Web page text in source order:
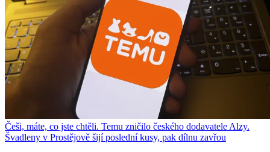
Češi, máte, co jste chtěli. Temu zničilo českého dodavatele Alzy.
Švadleny v Prostějově šijí poslední kusy, pak dílnu zavřou